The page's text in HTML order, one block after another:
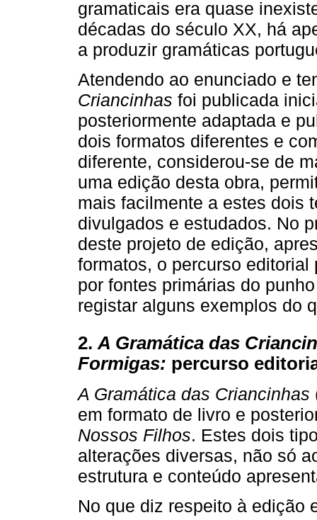
gramaticais era quase
décadas do século XX, há
a produzir gramáticas
Atendendo ao enunciado e
Criancinhas foi publicada
posteriormente adaptada e
dois formatos diferentes e
diferente, considerou-se de
uma edição desta obra,
mais facilmente a estes dois
divulgados e estudados. No
deste projeto de edição,
formatos, o percurso
por fontes primárias do
registar alguns exemplos do
2. A Gramática das
Formigas: percurso
A Gramática das Criancinhas
em formato de livro e
Nossos Filhos. Estes dois
alterações diversas, não só
estrutura e conteúdo
No que diz respeito à edição